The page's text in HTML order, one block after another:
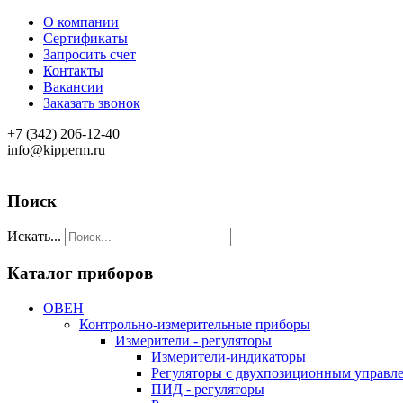
О компании
Сертификаты
Запросить счет
Контакты
Вакансии
Заказать звонок
+7 (342) 206-12-40
info@kipperm.ru
Поиск
Искать...
Каталог приборов
ОВЕН
Контрольно-измерительные приборы
Измерители - регуляторы
Измерители-индикаторы
Регуляторы с двухпозиционным
ПИД - регуляторы